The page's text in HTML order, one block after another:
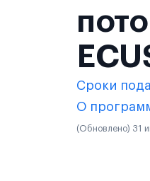
Сроки
О
(Обновлено) 31